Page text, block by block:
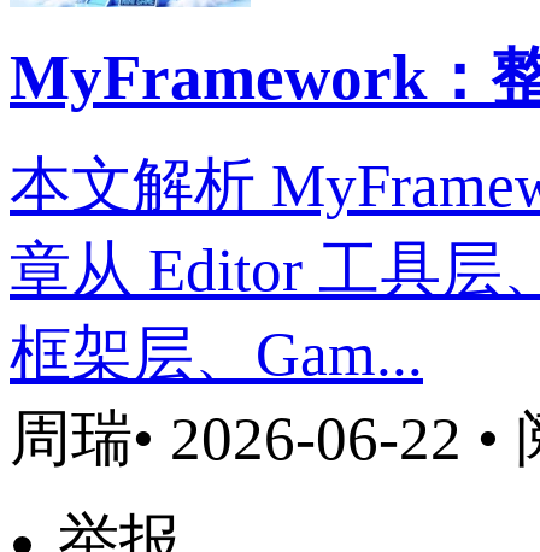
MyFramework：
本文解析
章从 Editor 工具层
框架层、Gam...
周瑞• 2026-06-22 •